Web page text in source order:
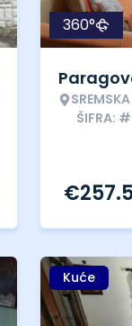
360°
ŠIFRA:
€
Kuće